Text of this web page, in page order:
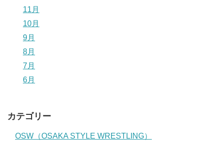
11月
10月
9月
8月
7月
6月
カテゴリー
OSW（OSAKA STYLE WRESTLING）